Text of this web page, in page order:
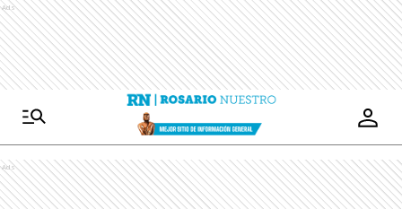
Ads
Ads